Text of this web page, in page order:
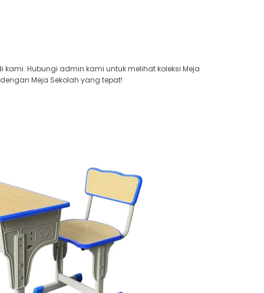
kami. Hubungi admin kami untuk melihat koleksi Meja
Meja Sekolah yang tepat!